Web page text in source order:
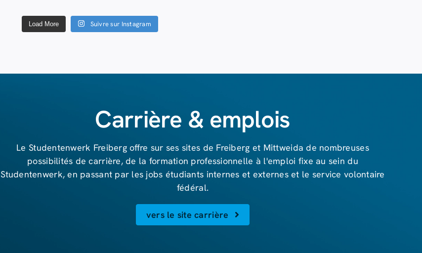
Load More Suivre sur Instagram
Carrière & emplois
Le Studentenwerk Freiberg offre sur ses sites de Freiberg et Mittweida de nombreuses
possibilités de carrière, de la formation professionnelle à l'emploi fixe au sein du
Studentenwerk, en passant par les jobs étudiants internes et externes et le service volontaire
fédéral.
vers le site carrière